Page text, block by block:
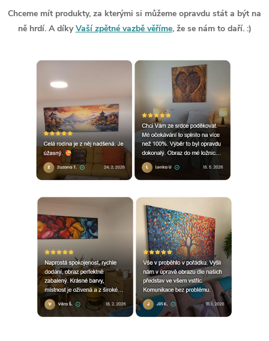
Chceme mít produkty, za kterými si můžeme opravdu stát a být na
ně hrdí. A díkyVaší zpětné vazbě věříme, že se nám to daří. :)